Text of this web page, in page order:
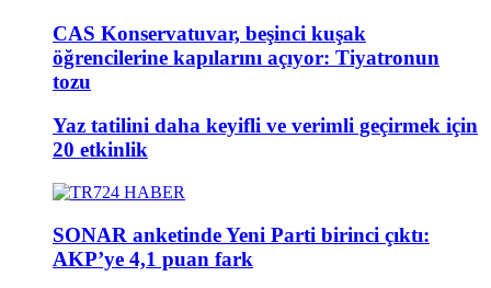
CAS Konservatuvar, beşinci kuşak
öğrencilerine kapılarını açıyor: Tiyatronun
tozu
Yaz tatilini daha keyifli ve verimli geçirmek için
20 etkinlik
SONAR anketinde Yeni Parti birinci çıktı:
AKP’ye 4,1 puan fark